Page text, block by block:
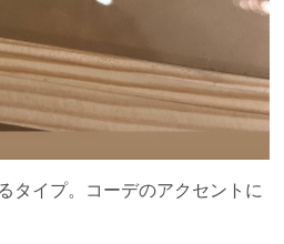
タイプ。コーデのアクセントに